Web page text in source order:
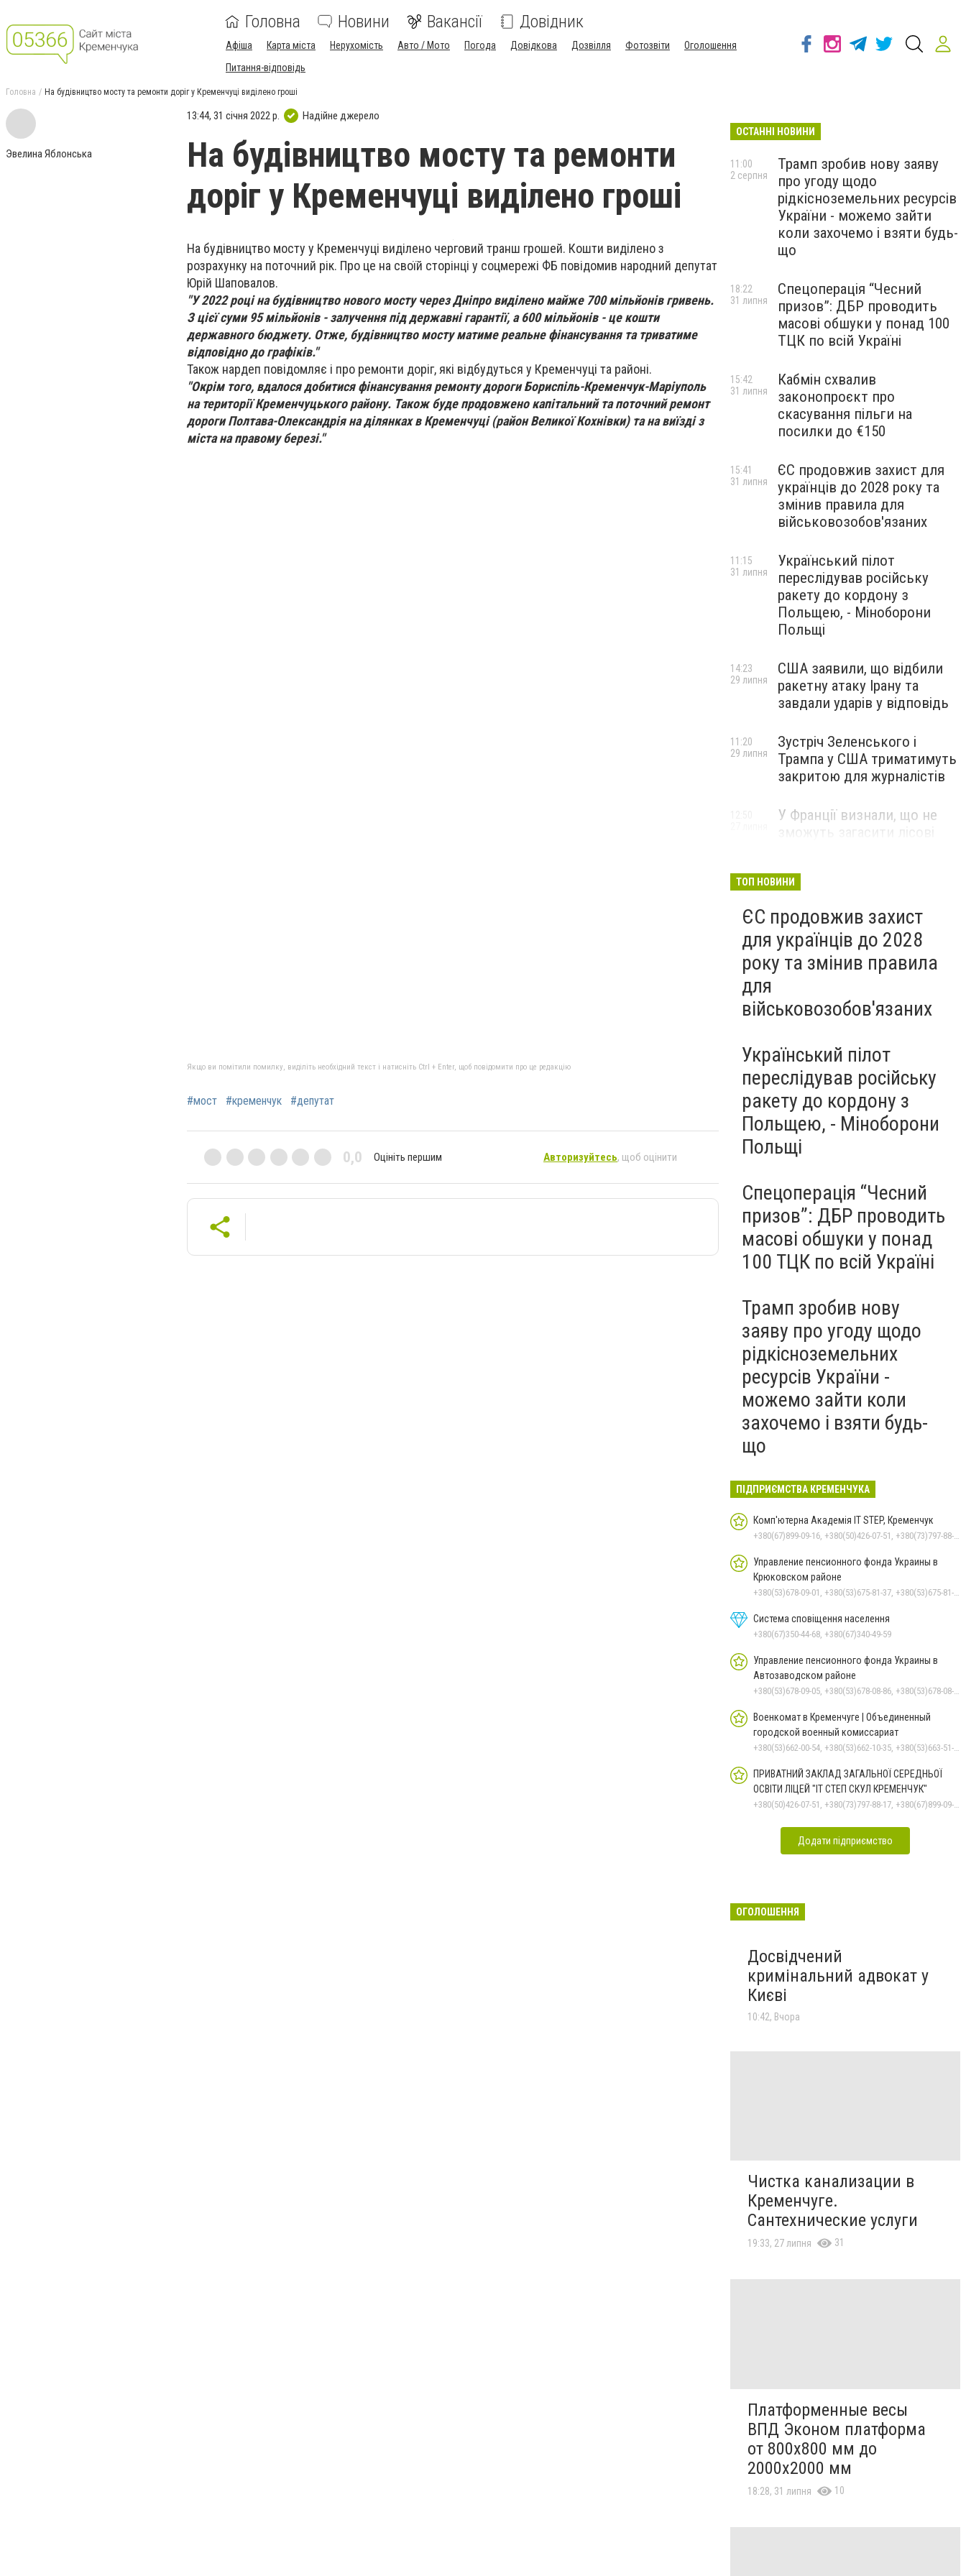
Головна Новини Вакансії Довідник
Афіша Карта міста Нерухомість Авто / Мото Погода Довідкова Дозвілля Фотозвіти
Оголошення
Питання-відповідь
Головна На будівництво мосту та ремонти доріг у Кременчуці виділено гроші
Эвелина Яблонська
13:44, 31 січня 2022 р. Надійне джерело
На будівництво мосту та ремонти
доріг у Кременчуці виділено гроші
На будівництво мосту у Кременчуці виділено черговий транш грошей. Кошти виділено з
розрахунку на поточний рік. Про це на своїй сторінці у соцмережі ФБ повідомив народний депутат
Юрій Шаповалов.
"У 2022 році на будівництво нового мосту через Дніпро виділено майже 700 мільйонів гривень.
З цієї суми 95 мільйонів - залучення під державні гарантії, а 600 мільйонів - це кошти
державного бюджету. Отже, будівництво мосту матиме реальне фінансування та триватиме
відповідно до графіків."
Також нардеп повідомляє і про ремонти доріг, які відбудуться у Кременчуці та районі.
"Окрім того, вдалося добитися фінансування ремонту дороги Бориспіль-Кременчук-Маріуполь
на території Кременчуцького району. Також буде продовжено капітальний та поточний ремонт
дороги Полтава-Олександрія на ділянках в Кременчуці (район Великої Кохнівки) та на виїзді з
міста на правому березі."
Якщо ви помітили помилку, виділіть необхідний текст і натисніть Ctrl + Enter, щоб повідомити про це редакцію
#мост #кременчук #депутат
0,0 Оцініть першим Авторизуйтесь, щоб оцінити
ОСТАННІ НОВИНИ
Трамп зробив нову заяву
про угоду щодо
рідкісноземельних ресурсів
України - можемо зайти
коли захочемо і взяти будь-
що
11:00
2 серпня
Спецоперація “Чесний
призов”: ДБР проводить
масові обшуки у понад 100
ТЦК по всій Україні
18:22
31 липня
Кабмін схвалив
законопроєкт про
скасування пільги на
посилки до €150
15:42
31 липня
ЄС продовжив захист для
українців до 2028 року та
змінив правила для
військовозобов'язаних
15:41
31 липня
Український пілот
переслідував російську
ракету до кордону з
Польщею, - Міноборони
Польщі
11:15
31 липня
США заявили, що відбили
ракетну атаку Ірану та
завдали ударів у відповідь
14:23
29 липня
Зустріч Зеленського і
Трампа у США триматимуть
закритою для журналістів
11:20
29 липня
У Франції визнали, що не
ТОП НОВИНИ
ЄС продовжив захист
для українців до 2028
року та змінив правила
для
військовозобов'язаних
Український пілот
переслідував російську
ракету до кордону з
Польщею, - Міноборони
Польщі
Спецоперація “Чесний
призов”: ДБР проводить
масові обшуки у понад
100 ТЦК по всій Україні
Трамп зробив нову
заяву про угоду щодо
рідкісноземельних
ресурсів України -
можемо зайти коли
захочемо і взяти будь-
що
ПІДПРИЄМСТВА КРЕМЕНЧУКА
Комп'ютерна Академія IT STEP, Кременчук
+380(67)899-09-16, +380(50)426-07-51, +380(73)797-88-17
Управление пенсионного фонда Украины в
Крюковском районе
+380(53)678-09-01, +380(53)675-81-37, +380(53)675-81-32, +380(53)675-81-33, +380(53)678-08-87, +380(53)675-81-31, +380(53)675-81-38, +380(53)675-81-40
Система сповіщення населення
+380(67)350-44-68, +380(67)340-49-59
Управление пенсионного фонда Украины в
Автозаводском районе
+380(53)678-09-05, +380(53)678-08-86, +380(53)678-08-41, +380(53)678-08-83, +380(53)678-08-74
Военкомат в Кременчуге | Объединенный
городской военный комиссариат
+380(53)662-00-54, +380(53)662-10-35, +380(53)663-51-71
ПРИВАТНИЙ ЗАКЛАД ЗАГАЛЬНОЇ СЕРЕДНЬОЇ
ОСВІТИ ЛІЦЕЙ "ІТ СТЕП СКУЛ КРЕМЕНЧУК"
+380(50)426-07-51, +380(73)797-88-17, +380(67)899-09-16
Додати підприємство
ОГОЛОШЕННЯ
Досвідчений
кримінальний адвокат у
Києві
10:42, Вчора
Чистка канализации в
Кременчуге.
Сантехнические услуги
19:33, 27 липня 31
Платформенные весы
ВПД Эконом платформа
от 800х800 мм до
2000х2000 мм
18:28, 31 липня 10